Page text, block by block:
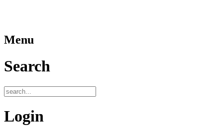
Menu
Search
Login